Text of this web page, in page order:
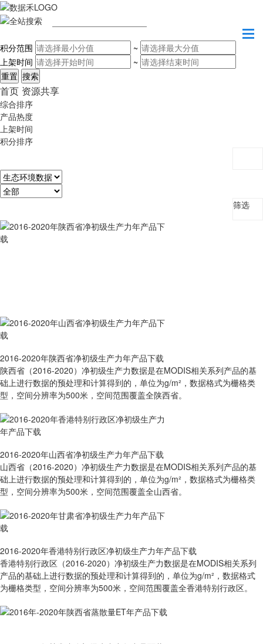
积分范围
~
上架时间
~
首页 资源共享
综合排序
产品热度
上架时间
积分排序
筛选
2016-2020年陕西省净初级生产力年产品下载
陕西省（2016-2020）净初级生产力数据是在MODIS相关系列产品的基
础上进行数据的预处理和计算得到的，单位为g/m²，数据格式为栅格类
型，空间分辨率为500米，空间范围覆盖全陕西省。
2016-2020年山西省净初级生产力年产品下载
山西省（2016-2020）净初级生产力数据是在MODIS相关系列产品的基
础上进行数据的预处理和计算得到的，单位为g/m²，数据格式为栅格类
型，空间分辨率为500米，空间范围覆盖全山西省。
2016-2020年香港特别行政区净初级生产力年产品下载
香港特别行政区（2016-2020）净初级生产力数据是在MODIS相关系列
产品的基础上进行数据的预处理和计算得到的，单位为g/m²，数据格式
为栅格类型，空间分辨率为500米，空间范围覆盖全香港特别行政区。